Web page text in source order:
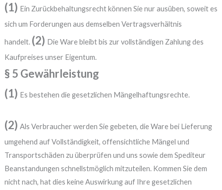
(1) Ein Zurückbehaltungsrecht können Sie nur ausüben, soweit es
sich um Forderungen aus demselben Vertragsverhältnis
handelt. (2) Die Ware bleibt bis zur vollständigen Zahlung des
Kaufpreises unser Eigentum.
§ 5 Gewährleistung
(1) Es bestehen die gesetzlichen Mängelhaftungsrechte.
(2) Als Verbraucher werden Sie gebeten, die Ware bei Lieferung
umgehend auf Vollständigkeit, offensichtliche Mängel und
Transportschäden zu überprüfen und uns sowie dem Spediteur
Beanstandungen schnellstmöglich mitzuteilen. Kommen Sie dem
nicht nach, hat dies keine Auswirkung auf Ihre gesetzlichen